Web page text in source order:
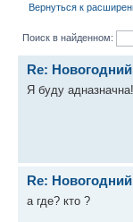
Вернуться к
Поиск в найденном:
Re:
Я буду
Re:
а где? кто ?